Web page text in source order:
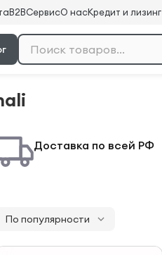
B2BСервисО насКредит и лизинг
Доставка по всей РФ